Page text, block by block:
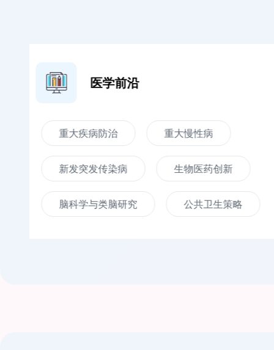
医学前沿
重大慢性病
发突发传染病 生物医药创新
科学与类脑研究 公共卫生策略